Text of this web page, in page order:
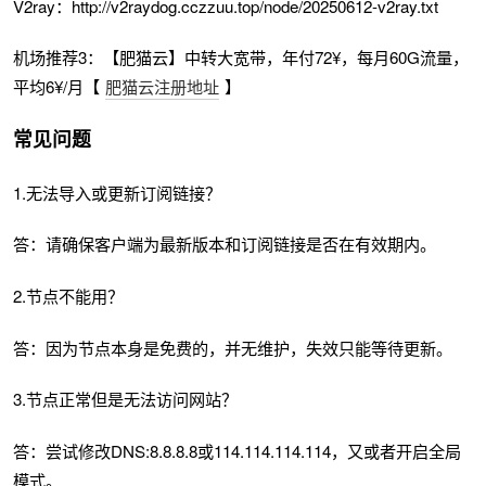
V2ray：http://v2raydog.cczzuu.top/node/20250612-v2ray.txt
机场推荐3：【肥猫云】中转大宽带，年付72¥，每月60G流量，
平均6¥/月【 肥猫云注册地址 】
常见问题
1.无法导入或更新订阅链接？
答：请确保客户端为最新版本和订阅链接是否在有效期内。
2.节点不能用？
答：因为节点本身是免费的，并无维护，失效只能等待更新。
3.节点正常但是无法访问网站？
答：尝试修改DNS:8.8.8.8或114.114.114.114，又或者开启全局
模式。